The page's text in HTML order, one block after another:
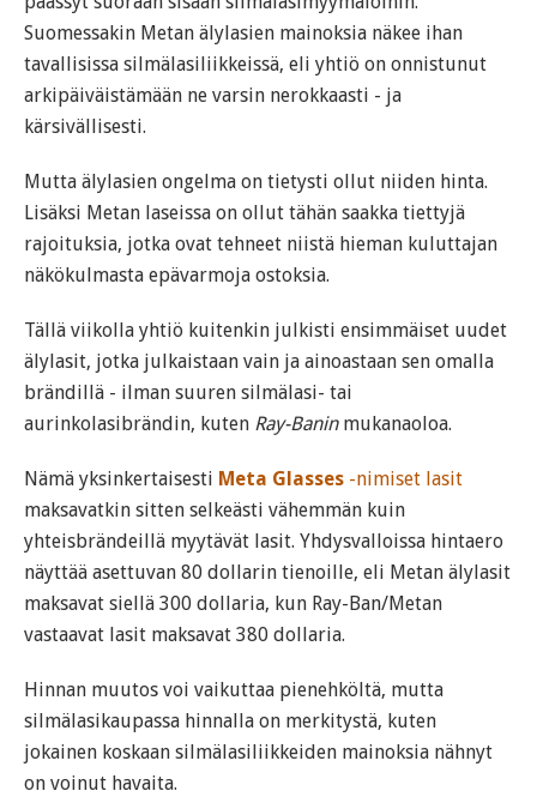
Suomessakin Metan älylasien mainoksia näkee ihan
tavallisissa silmälasiliikkeissä, eli yhtiö on onnistunut
arkipäiväistämään ne varsin nerokkaasti - ja
kärsivällisesti.
Mutta älylasien ongelma on tietysti ollut niiden hinta.
Lisäksi Metan laseissa on ollut tähän saakka tiettyjä
rajoituksia, jotka ovat tehneet niistä hieman kuluttajan
näkökulmasta epävarmoja ostoksia.
Tällä viikolla yhtiö kuitenkin julkisti ensimmäiset uudet
älylasit, jotka julkaistaan vain ja ainoastaan sen omalla
brändillä - ilman suuren silmälasi- tai
aurinkolasibrändin, kuten Ray-Baninmukanaoloa.
Nämä yksinkertaisesti Meta Glasses -nimiset lasit
maksavatkin sitten selkeästi vähemmän kuin
yhteisbrändeillä myytävät lasit. Yhdysvalloissa hintaero
näyttää asettuvan 80 dollarin tienoille, eli Metan älylasit
maksavat siellä 300 dollaria, kun Ray-Ban/Metan
vastaavat lasit maksavat 380 dollaria.
Hinnan muutos voi vaikuttaa pienehköltä, mutta
silmälasikaupassa hinnalla on merkitystä, kuten
jokainen koskaan silmälasiliikkeiden mainoksia nähnyt
on voinut havaita.